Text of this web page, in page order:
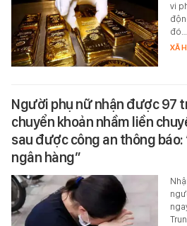
vi
đó…
XÃ
Người phụ nữ nhận được 97
chuyển khoản nhầm liền
sau được công an thông báo:
ngân hàng”